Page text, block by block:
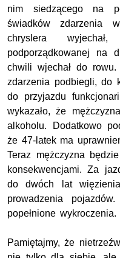
nim siedzącego na
świadków zdarzenia
chryslera
podporządkowanej na
chwili wjechał do
zdarzenia podbiegli, do
do przyjazdu
wykazało, że
alkoholu. Dodatkowo
że 47-latek ma
Teraz mężczyzna
konsekwencjami. Za
do dwóch lat
prowadzenia
popełnione wykroczenia.
Pamiętajmy, że